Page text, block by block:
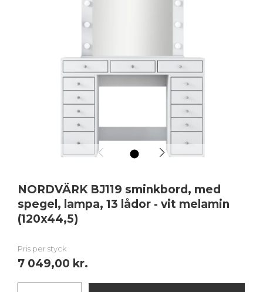
NORDVÄRK BJ119 sminkbord, med
spegel, lampa, 13 lådor - vit melamin
(120x44,5)
Pris per styck
7 049,00 kr.